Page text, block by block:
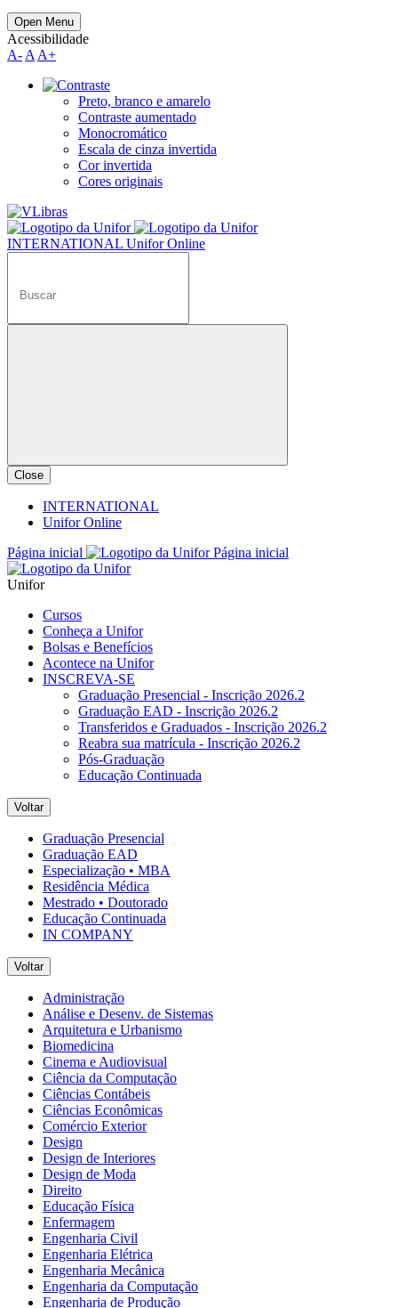
Open Menu
Acessibilidade
A- A A+
Preto, branco e amarelo
Contraste aumentado
Monocromático
Escala de cinza invertida
Cor invertida
Cores originais
INTERNATIONAL Unifor Online
Close
INTERNATIONAL
Unifor Online
Página inicial
Página inicial
Unifor
Cursos
Conheça a Unifor
Bolsas e Benefícios
Acontece na Unifor
INSCREVA-SE
Graduação Presencial - Inscrição 2026.2
Graduação EAD - Inscrição 2026.2
Transferidos e Graduados - Inscrição 2026.2
Reabra sua matrícula - Inscrição 2026.2
Pós-Graduação
Educação Continuada
Voltar
Graduação Presencial
Graduação EAD
Especialização • MBA
Residência Médica
Mestrado • Doutorado
Educação Continuada
IN COMPANY
Voltar
Administração
Análise e Desenv. de Sistemas
Arquitetura e Urbanismo
Biomedicina
Cinema e Audiovisual
Ciência da Computação
Ciências Contábeis
Ciências Econômicas
Comércio Exterior
Design
Design de Interiores
Design de Moda
Direito
Educação Física
Enfermagem
Engenharia Civil
Engenharia Elétrica
Engenharia Mecânica
Engenharia da Computação
Engenharia de Produção